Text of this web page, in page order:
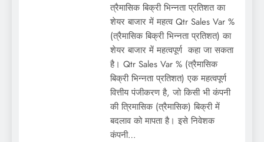
त्रैमासिक बिक्री भिन्नता प्रतिशत का
शेयर बाजार में महत्व Qtr Sales Var %
(त्रैमासिक बिक्री भिन्नता प्रतिशत) का
शेयर बाजार में महत्वपूर्ण कहा जा सकता
है। Qtr Sales Var % (त्रैमासिक
बिक्री भिन्नता प्रतिशत) एक महत्वपूर्ण
वित्तीय पंजीकरण है, जो किसी भी कंपनी
की त्रिमासिक (त्रैमासिक) बिक्री में
बदलाव को मापता है। इसे निवेशक
कंपनी…